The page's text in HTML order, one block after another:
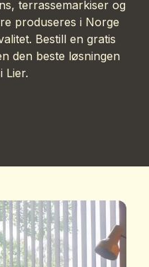
terrassemarkiser og
produseres i Norge
Bestill en gratis
den beste løsningen
Lier.